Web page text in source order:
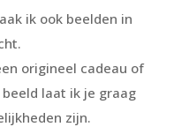
ik ook beelden in
origineel cadeau of
laat ik je graag
zijn.